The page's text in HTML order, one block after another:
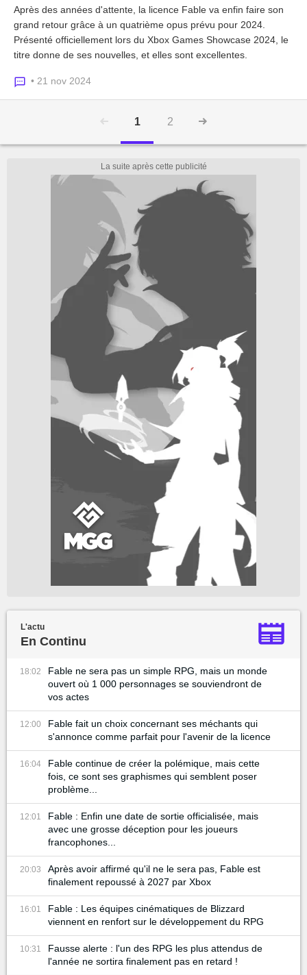
Après des années d'attente, la licence Fable va enfin faire son
grand retour grâce à un quatrième opus prévu pour 2024.
Présenté officiellement lors du Xbox Games Showcase 2024, le
titre donne de ses nouvelles, et elles sont excellentes.
• 21 nov 2024
1 2
L'actu
En Continu
18:02
Fable ne sera pas un simple RPG, mais un monde
ouvert où 1 000 personnages se souviendront de
vos actes
12:00
Fable fait un choix concernant ses méchants qui
s'annonce comme parfait pour l'avenir de la licence
16:04
Fable continue de créer la polémique, mais cette
fois, ce sont ses graphismes qui semblent poser
problème...
12:01
Fable : Enfin une date de sortie officialisée, mais
avec une grosse déception pour les joueurs
francophones...
20:03
Après avoir affirmé qu'il ne le sera pas, Fable est
finalement repoussé à 2027 par Xbox
16:01
Fable : Les équipes cinématiques de Blizzard
viennent en renfort sur le développement du RPG
10:31
Fausse alerte : l'un des RPG les plus attendus de
l'année ne sortira finalement pas en retard !